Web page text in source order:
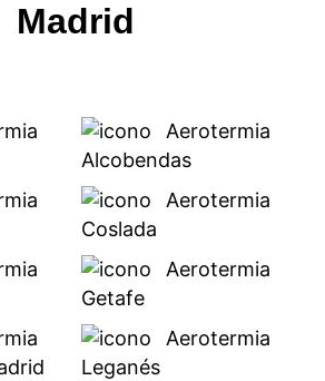
Madrid
Aerotermia
Alcobendas
Aerotermia
Coslada
Aerotermia
Getafe
Aerotermia
Leganés